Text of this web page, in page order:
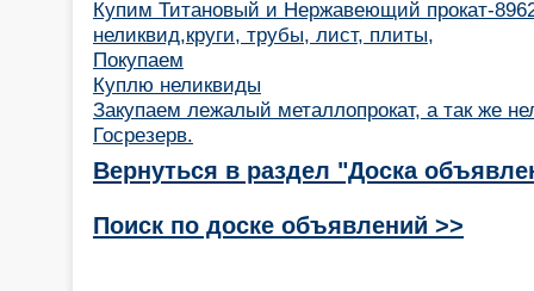
Купим Титановый и Нержавеющий прокат-
неликвид,круги, трубы, лист, плиты,
Покупаем
Куплю неликвиды
Закупаем лежалый металлопрокат, а так же
Госрезерв.
Вернуться в раздел "Доска
Поиск по доске объявлений >>